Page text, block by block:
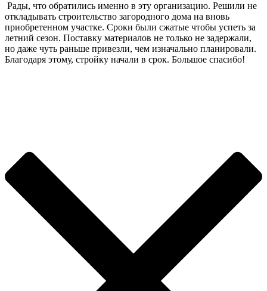
Рады, что обратились именно в эту организацию. Решили не
откладывать строительство загородного дома на вновь
приобретенном участке. Сроки были сжатые чтобы успеть за
летний сезон. Поставку материалов не только не задержали,
но даже чуть раньше привезли, чем изначально планировали.
Благодаря этому, стройку начали в срок. Большое спасибо!